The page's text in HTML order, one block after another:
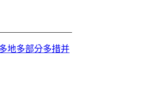
地多部分多措并